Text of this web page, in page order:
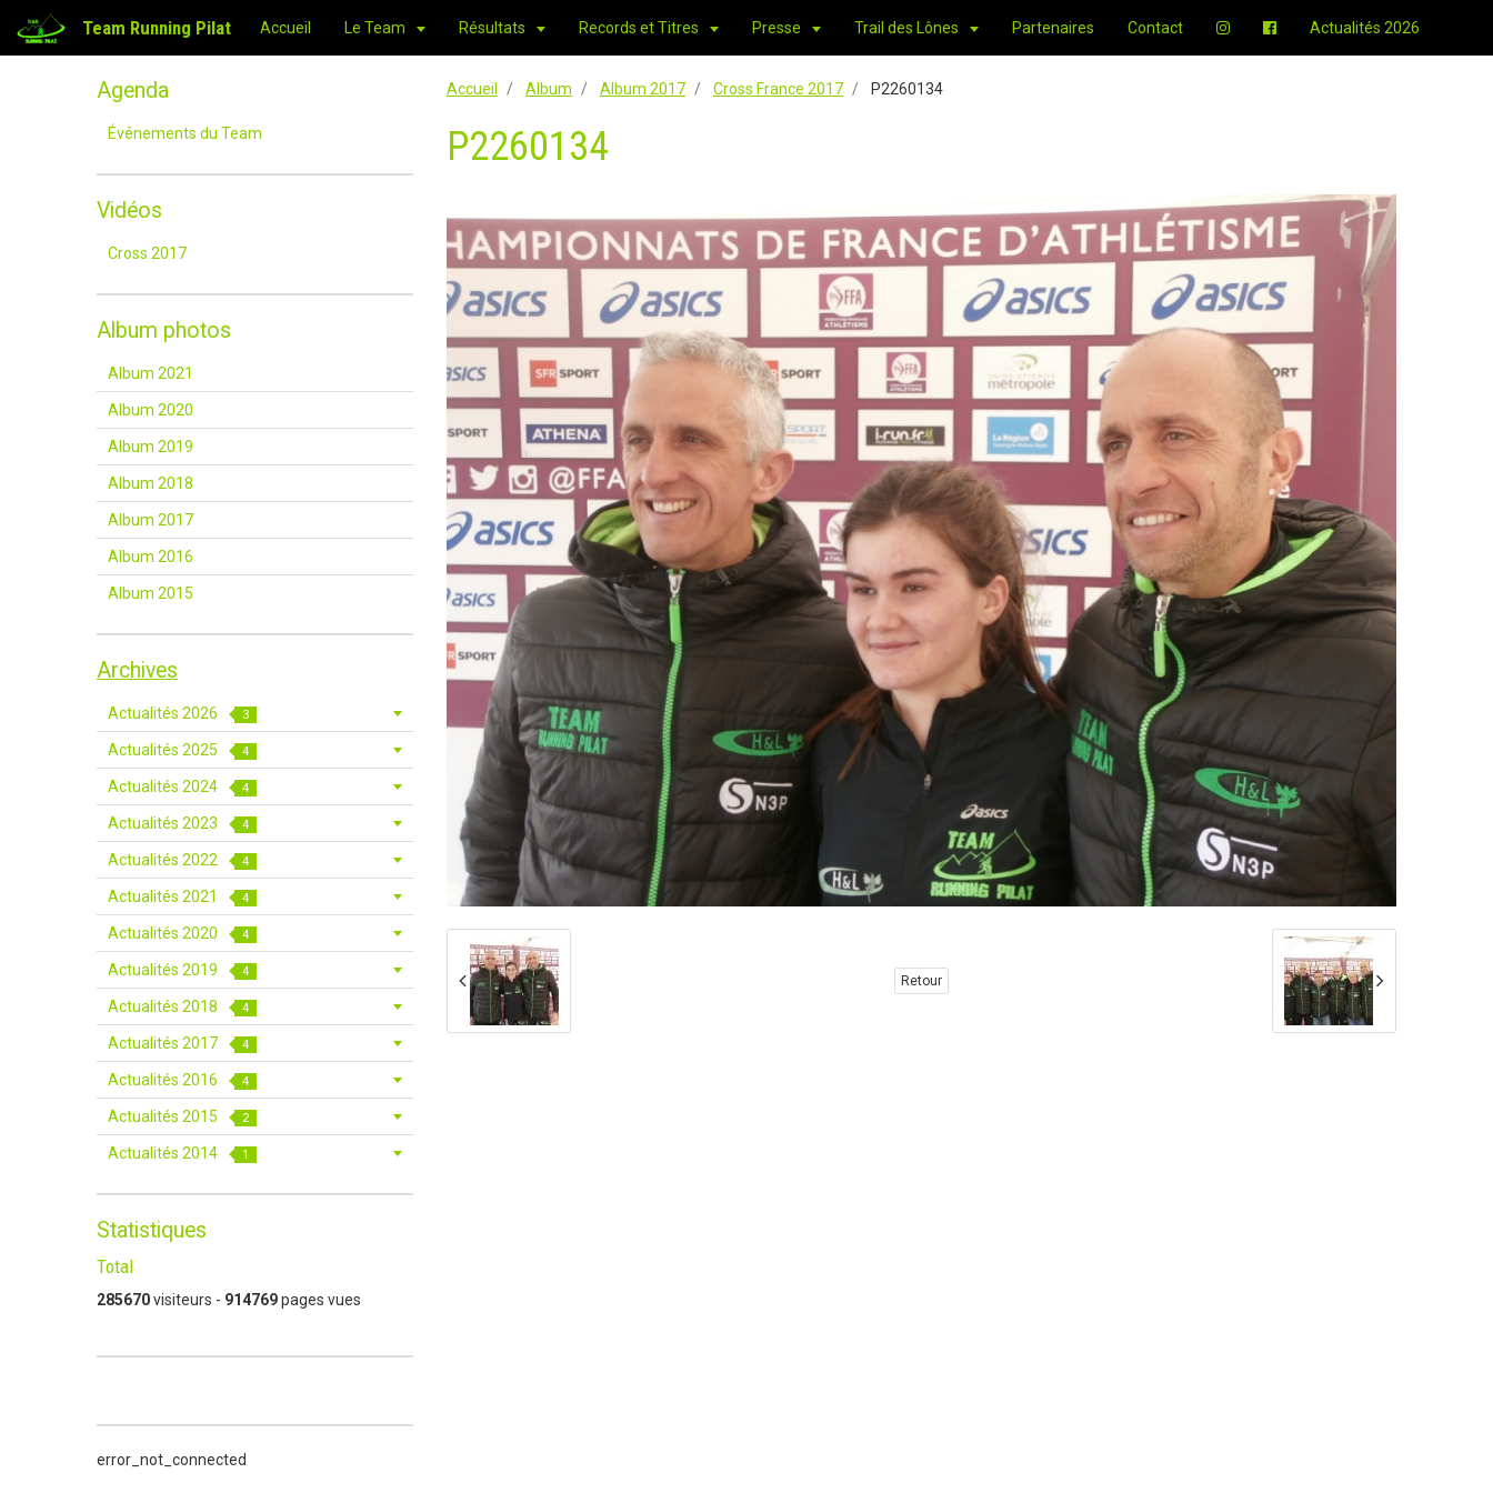
Team Running Pilat Accueil Le Team Résultats Records et Titres Presse Trail des Lônes Partenaires Contact Actualités 2026
Accueil Album Album 2017 Cross France 2017 P2260134
P2260134
Retour
Agenda
Événements du Team
Vidéos
Cross 2017
Album photos
Album 2021
Album 2020
Album 2019
Album 2018
Album 2017
Album 2016
Album 2015
Archives
Actualités 2026 3
Actualités 2025 4
Actualités 2024 4
Actualités 2023 4
Actualités 2022 4
Actualités 2021 4
Actualités 2020 4
Actualités 2019 4
Actualités 2018 4
Actualités 2017 4
Actualités 2016 4
Actualités 2015 2
Actualités 2014 1
Statistiques
Total
285670visiteurs - 914769pages vues
error_not_connected